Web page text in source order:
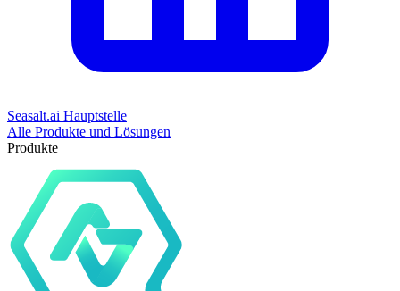
Seasalt.ai Hauptstelle
Alle Produkte und Lösungen
Produkte